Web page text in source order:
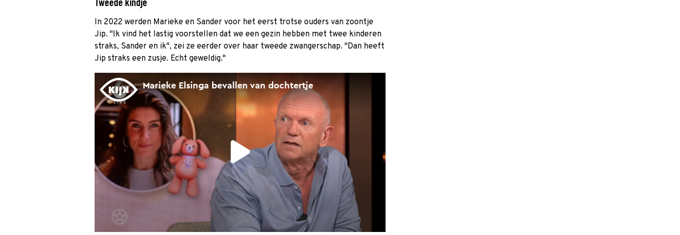
In 2022 werden Marieke en Sander voor het eerst trotse ouders van zoontje
Jip. "Ik vind het lastig voorstellen dat we een gezin hebben met twee kinderen
straks, Sander en ik", zei ze eerder over haar tweede zwangerschap. "Dan heeft
Jip straks een zusje. Echt geweldig."